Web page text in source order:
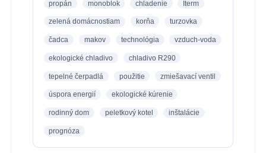
propán monoblok chladenie Iterm
zelená domácnostiam korňa turzovka
čadca makov technológia vzduch-voda
ekologické chladivo chladivo R290
tepelné čerpadlá použitie zmiešavací ventil
úspora energií ekologické kúrenie
rodinný dom peletkový kotel inštalácie
prognóza